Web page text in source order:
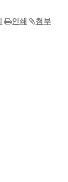
인쇄 첨부